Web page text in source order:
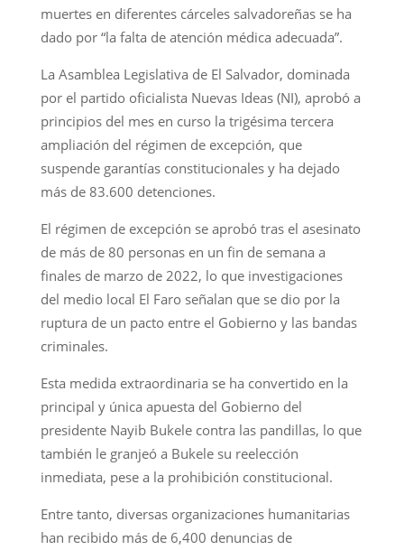
muertes en diferentes cárceles salvadoreñas se ha
dado por “la falta de atención médica adecuada”.
La Asamblea Legislativa de El Salvador, dominada
por el partido oficialista Nuevas Ideas (NI), aprobó a
principios del mes en curso la trigésima tercera
ampliación del régimen de excepción, que
suspende garantías constitucionales y ha dejado
más de 83.600 detenciones.
El régimen de excepción se aprobó tras el asesinato
de más de 80 personas en un fin de semana a
finales de marzo de 2022, lo que investigaciones
del medio local El Faro señalan que se dio por la
ruptura de un pacto entre el Gobierno y las bandas
criminales.
Esta medida extraordinaria se ha convertido en la
principal y única apuesta del Gobierno del
presidente Nayib Bukele contra las pandillas, lo que
también le granjeó a Bukele su reelección
inmediata, pese a la prohibición constitucional.
Entre tanto, diversas organizaciones humanitarias
han recibido más de 6,400 denuncias de